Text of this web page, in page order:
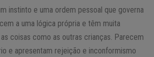
instinto e uma ordem pessoal que governa
a uma lógica própria e têm muita
coisas como as outras crianças. Parecem
e apresentam rejeição e inconformismo